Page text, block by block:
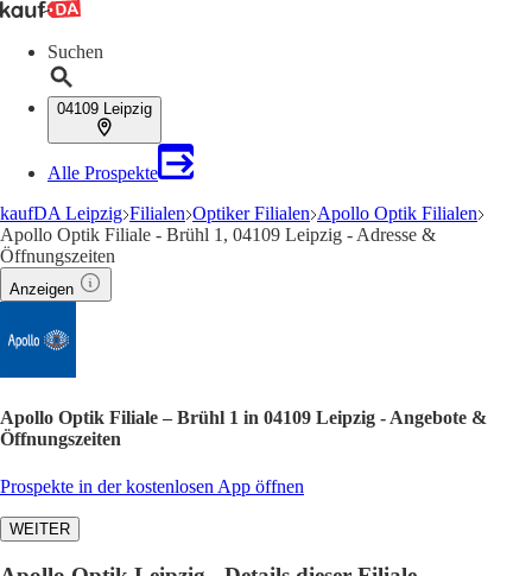
Suchen
04109 Leipzig
Alle Prospekte
kaufDA Leipzig Filialen Optiker Filialen Apollo Optik Filialen
Apollo Optik Filiale - Brühl 1, 04109 Leipzig - Adresse &
Öffnungszeiten
Anzeigen
Apollo Optik Filiale – Brühl 1 in 04109 Leipzig - Angebote &
Öffnungszeiten
Prospekte in der kostenlosen App öffnen
WEITER